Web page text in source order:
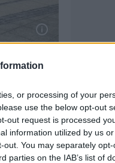
or processing of your
use the below opt-out
out request is processed
information utilized by us
You may separately
parties on the IAB’s list of
f.eks. i
der